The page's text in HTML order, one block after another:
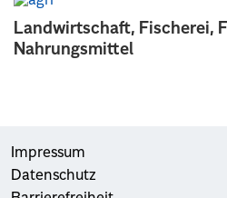
Landwirtschaft, Fischerei,
Nahrungsmittel
Impressum
Datenschutz